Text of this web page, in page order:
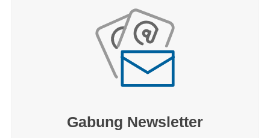
Gabung Newsletter